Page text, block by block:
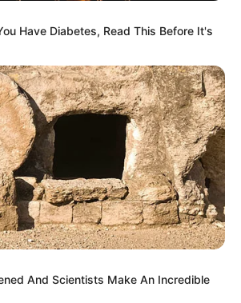
Star Aema
1 ULASAN
at 12:12
7/10
8/10
9/10
Have Diabetes, Read This Before It's
And Scientists Make An Incredible